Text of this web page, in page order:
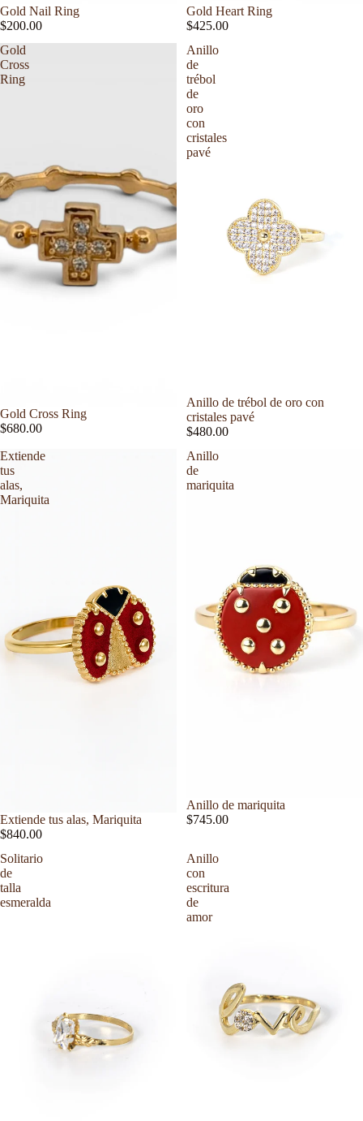
Gold Nail Ring
$200.00
Gold Heart Ring
$425.00
Gold
Cross
Ring
Gold Cross Ring
$680.00
Anillo
de
trébol
de
oro
con
cristales
pavé
Anillo de trébol de oro con
cristales pavé
$480.00
Extiende
tus
alas,
Mariquita
Extiende tus alas, Mariquita
$840.00
Anillo
de
mariquita
Anillo de mariquita
$745.00
Solitario
de
talla
esmeralda
Anillo
con
escritura
de
amor